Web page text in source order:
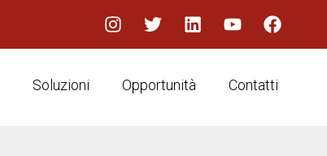
Soluzioni Opportunità Contatti